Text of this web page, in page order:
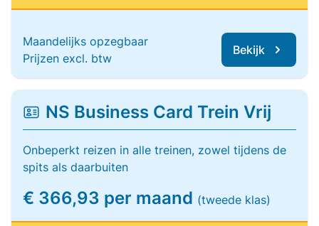
Maandelijks opzegbaar
Prijzen excl. btw
Bekijk
NS Business Card Trein Vrij
Onbeperkt reizen in alle treinen, zowel tijdens de
spits als daarbuiten
€ 366,93 per maand (tweede klas)